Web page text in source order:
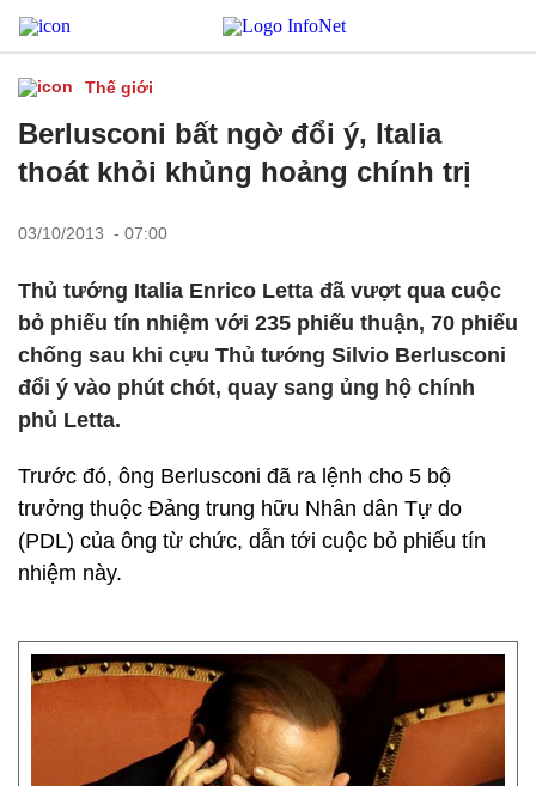
Thế giới
Berlusconi bất ngờ đổi ý, Italia
thoát khỏi khủng hoảng chính trị
03/10/2013 - 07:00
Thủ tướng Italia Enrico Letta đã vượt qua cuộc
bỏ phiếu tín nhiệm với 235 phiếu thuận, 70 phiếu
chống sau khi cựu Thủ tướng Silvio Berlusconi
đổi ý vào phút chót, quay sang ủng hộ chính
phủ Letta.
Trước đó, ông Berlusconi đã ra lệnh cho 5 bộ
trưởng thuộc Đảng trung hữu Nhân dân Tự do
(PDL) của ông từ chức, dẫn tới cuộc bỏ phiếu tín
nhiệm này.